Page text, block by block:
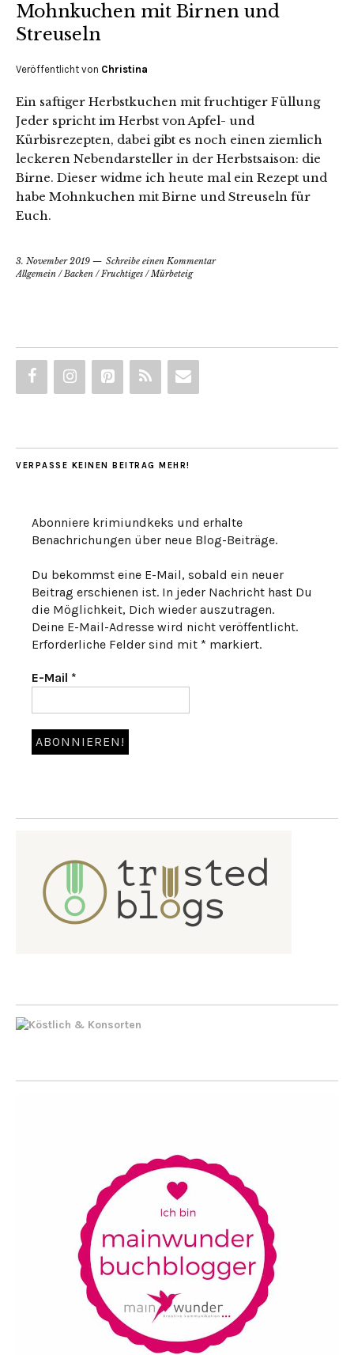
Mohnkuchen mit Birnen und
Streuseln
Veröffentlicht von Christina
Ein saftiger Herbstkuchen mit fruchtiger Füllung
Jeder spricht im Herbst von Apfel- und
Kürbisrezepten, dabei gibt es noch einen ziemlich
leckeren Nebendarsteller in der Herbstsaison: die
Birne. Dieser widme ich heute mal ein Rezept und
habe Mohnkuchen mit Birne und Streuseln für
Euch.
3. November 2019
Schreibe einen Kommentar
Allgemein /Backen /Fruchtiges /Mürbeteig
VERPASSE KEINEN BEITRAG MEHR!
Abonniere krimiundkeks und erhalte
Benachrichungen über neue Blog-Beiträge.
Du bekommst eine E-Mail, sobald ein neuer
Beitrag erschienen ist. In jeder Nachricht hast Du
die Möglichkeit, Dich wieder auszutragen.
Deine E-Mail-Adresse wird nicht veröffentlicht.
Erforderliche Felder sind mit * markiert.
E-Mail *